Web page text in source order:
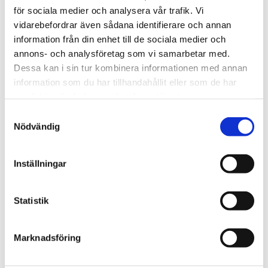
för sociala medier och analysera vår trafik. Vi
vidarebefordrar även sådana identifierare och annan
information från din enhet till de sociala medier och
annons- och analysföretag som vi samarbetar med.
Dessa kan i sin tur kombinera informationen med annan
information som du har tillhandahållit eller som de har
Nödvändig
Inställningar
Statistik
Marknadsföring
Grekland
Skotsk missionär hittad
död i Aten – afghansk
boxare misstänkt